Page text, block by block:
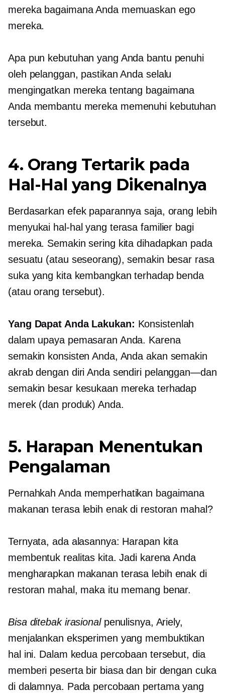
mereka bagaimana Anda memuaskan ego
mereka.
Apa pun kebutuhan yang Anda bantu penuhi
oleh pelanggan, pastikan Anda selalu
mengingatkan mereka tentang bagaimana
Anda membantu mereka memenuhi kebutuhan
tersebut.
4. Orang Tertarik pada
Hal-Hal yang Dikenalnya
Berdasarkan efek paparannya saja, orang lebih
menyukai hal-hal yang terasa familier bagi
mereka. Semakin sering kita dihadapkan pada
sesuatu (atau seseorang), semakin besar rasa
suka yang kita kembangkan terhadap benda
(atau orang tersebut).
Yang Dapat Anda Lakukan: Konsistenlah
dalam upaya pemasaran Anda. Karena
semakin konsisten Anda, Anda akan semakin
akrab dengan diri Anda sendiri pelanggan—dan
semakin besar kesukaan mereka terhadap
merek (dan produk) Anda.
5. Harapan Menentukan
Pengalaman
Pernahkah Anda memperhatikan bagaimana
makanan terasa lebih enak di restoran mahal?
Ternyata, ada alasannya: Harapan kita
membentuk realitas kita. Jadi karena Anda
mengharapkan makanan terasa lebih enak di
restoran mahal, maka itu memang benar.
Bisa ditebak irasionalpenulisnya, Ariely,
menjalankan eksperimen yang membuktikan
hal ini. Dalam kedua percobaan tersebut, dia
memberi peserta bir biasa dan bir dengan cuka
di dalamnya. Pada percobaan pertama yang